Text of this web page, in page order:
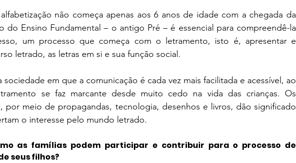
Eduque | SchoolAdvisor Escola AB Sabin | SchoolAdvisor
não começa apenas aos 6 anos de idade com a chegada da
do Ensino Fundamental – o antigo Pré – é essencial para compreendê-la
um processo que começa com o letramento, isto é, apresentar e
letrado, as letras em si e sua função social.
sociedade em que a comunicação é cada vez mais facilitada e acessível, ao
se faz marcante desde muito cedo na vida das crianças. Os
por meio de propagandas, tecnologia, desenhos e livros, dão significado
o interesse pelo mundo letrado.
as famílias podem participar e contribuir para o processo de
seus filhos?